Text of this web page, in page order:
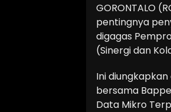
GORONTALO
pentingnya
digagas
(Sinergi dan
Ini
bersama
Data Mikro